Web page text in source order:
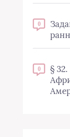
0
0
§